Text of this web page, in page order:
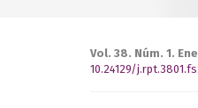
Vol. 38. Núm. 1.
10.24129/